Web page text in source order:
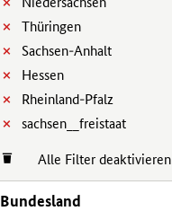
Thüringen
Sachsen-Anhalt
Hessen
Rheinland-Pfalz
sachsen__freistaat
Alle Filter deaktivieren
Bundesland